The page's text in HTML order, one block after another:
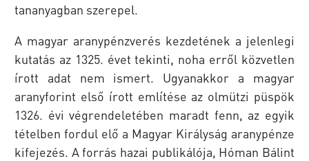
tananyagban szerepel.
A magyar aranypénzverés kezdetének a jelenlegi
kutatás az 1325. évet tekinti, noha erről közvetlen
írott adat nem ismert. Ugyanakkor a magyar
aranyforint első írott említése az olmützi püspök
1326. évi végrendeletében maradt fenn, az egyik
tételben fordul elő a Magyar Királyság aranypénze
kifejezés. A forrás hazai publikálója, Hóman Bálint